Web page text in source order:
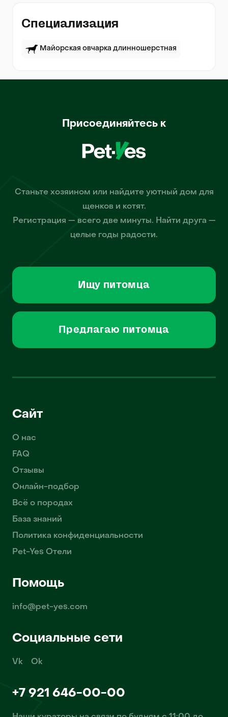
Специализация
Майорская овчарка длинношерстная
Присоединяйтесь к
Станьте хозяином или найдите уютный дом для
щенков и котят.
Регистрация — всего две минуты. Найти друга —
целые годы радости.
Ищу питомца
Предлагаю питомца
Сайт
О нас
FAQ
Отзывы
Онлайн-подбор
Всё о породах
База знаний
Политика конфиденциальности
Pet-Yes Отели
Помощь
info@pet-yes.com
Социальные сети
Vk Ok
+7 921 646-00-00